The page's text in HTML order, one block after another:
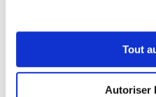
Tout
Autoriser